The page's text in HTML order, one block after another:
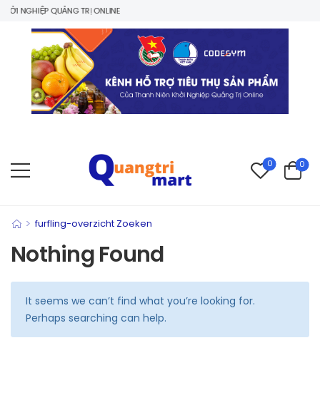
NGHIỆP QUẢNG TRỊ ONLINE
0 0
> furfling-overzicht Zoeken
Nothing Found
It seems we can’t find what you’re looking for.
Perhaps searching can help.